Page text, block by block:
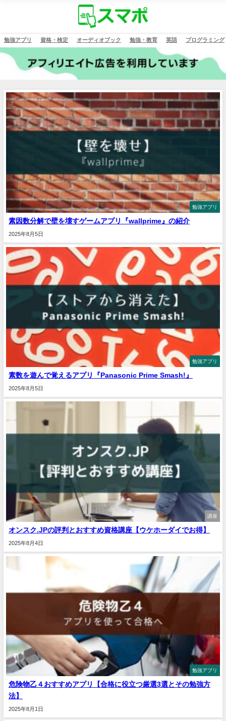
勉強アプリ 資格・検定 オーディオブック 勉強・教育 英語 プログラミング
勉強アプリ
素因数分解で壁を壊すゲームアプリ『wallprime』の紹介
2025年8月5日
勉強アプリ
素数を遊んで覚えるアプリ『Panasonic Prime Smash!』
2025年8月5日
講座
オンスク.JPの評判とおすすめ資格講座【ウケホーダイでお得】
2025年8月4日
勉強アプリ
危険物乙４おすすめアプリ【合格に役立つ厳選3選とその勉強方
法】
2025年8月1日